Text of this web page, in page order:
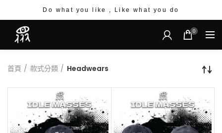
Do what you like , Like what you do
0
首頁 款式分類 Headwears